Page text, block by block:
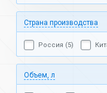
Страна производства
Россия (5)
Объем, л